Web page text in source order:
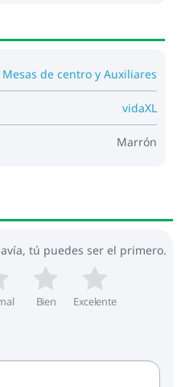
Mesas de centro y Auxiliares
vidaXL
Marrón
tú puedes ser el primero.
Bien Excelente